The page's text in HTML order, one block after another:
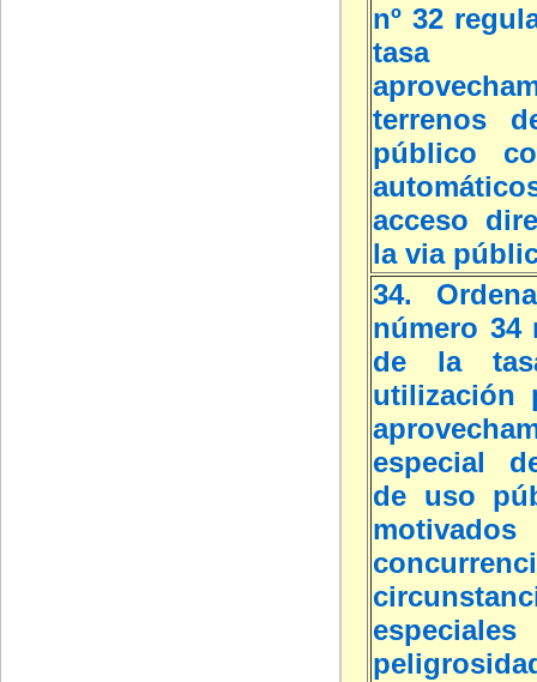
nº 32
terrenos
público
acceso
la via
34.
número 34
de la
utilización
especial
de uso